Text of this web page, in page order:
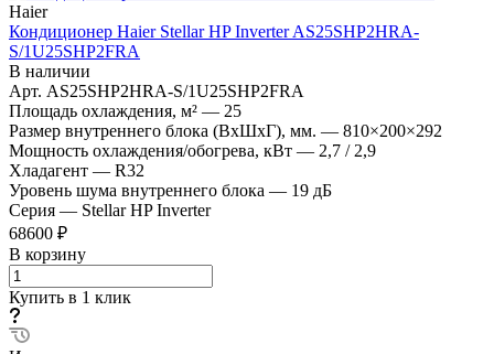
Haier
Кондиционер Haier Stellar HP Inverter AS25SHP2HRA-
S/1U25SHP2FRA
В наличии
Арт. AS25SHP2HRA-S/1U25SHP2FRA
Площадь охлаждения, м² — 25
Размер внутреннего блока (ВхШхГ), мм. — 810×200×292
Мощность охлаждения/обогрева, кВт — 2,7 / 2,9
Хладагент — R32
Уровень шума внутреннего блока — 19 дБ
Серия — Stellar HP Inverter
68600 ₽
В корзину
Купить в 1 клик